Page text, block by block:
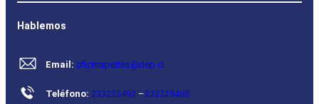
Hablemos
Email: oficinapartes@dep.cl
Teléfono: 233225492 –233225485